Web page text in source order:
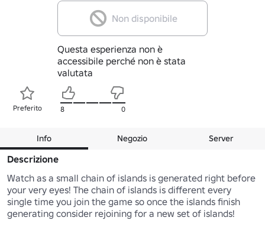
Non disponibile
Questa esperienza non è
accessibile perché non è stata
valutata
Preferito 8 0
Info Negozio Server
Descrizione
Watch as a small chain of islands is generated right before
your very eyes! The chain of islands is different every
single time you join the game so once the islands finish
generating consider rejoining for a new set of islands!